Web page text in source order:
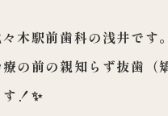
木駅前歯科の浅井です。
の前の親知らず抜歯（
！✨